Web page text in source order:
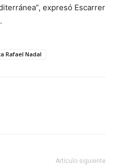
expresó Escarrer
Rafael Nadal
Artículo siguiente